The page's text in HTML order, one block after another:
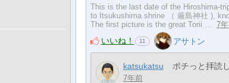
This is the last date of the Hiroshima-
to Itsukushima shrine （ 厳島神社 ),
The first picture is the great Torii … 7
いいね！ 11 アサトン
katsukatsu ポチっと拝読
7年前